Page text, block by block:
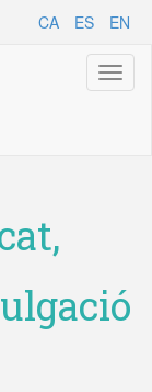
CA ES EN